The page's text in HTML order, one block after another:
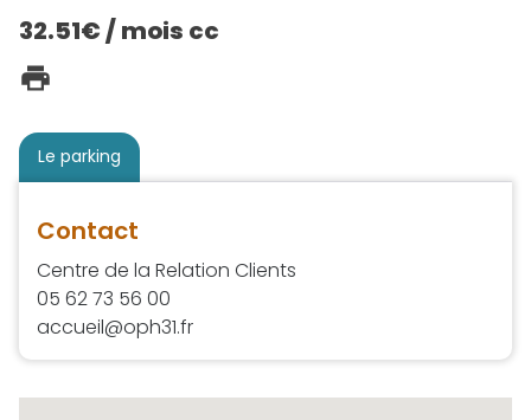
32.51€ / mois cc
Le parking
Contact
Centre de la Relation Clients
05 62 73 56 00
accueil@oph31.fr